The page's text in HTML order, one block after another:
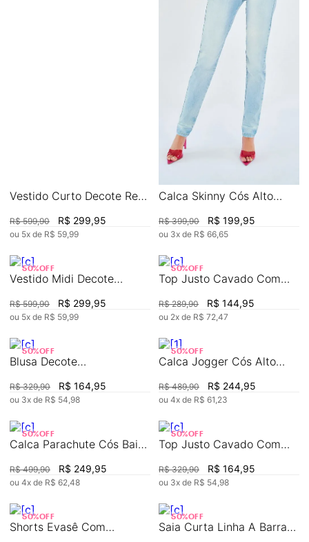
Vestido Curto Decote Reto
R$ 599,90 R$ 299,95
ou 5x de R$ 59 99
Calca Skinny Cós Alto
R$ 399,90 R$ 199,95
ou 3x de R$ 66 65
50%OFF
Vestido Midi Decote
R$ 599,90 R$ 299,95
ou 5x de R$ 59 99
50%OFF
Top Justo Cavado Com
R$ 289,90 R$ 144,95
ou 2x de R$ 72 47
50%OFF
Blusa Decote
Curta Detalhe Elástico
R$ 329,90 R$ 164,95
ou 3x de R$ 54 98
50%OFF
Calca Jogger Cós Alto
R$ 489,90 R$ 244,95
ou 4x de R$ 61 23
50%OFF
Calca Parachute Cós Baixo
R$ 499,90 R$ 249,95
ou 4x de R$ 62 48
50%OFF
Top Justo Cavado Com
R$ 329,90 R$ 164,95
ou 3x de R$ 54 98
50%OFF
Shorts Evasê Com
50%OFF
Saia Curta Linha A Barra